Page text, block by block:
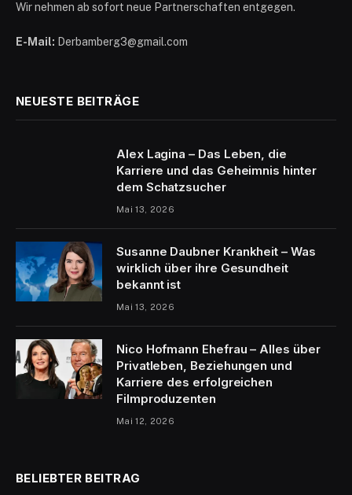
Wir nehmen ab sofort neue Partnerschaften entgegen.
E-Mail: Derbamberg3@gmail.com
NEUESTE BEITRÄGE
Alex Lagina – Das Leben, die
Karriere und das Geheimnis hinter
dem Schatzsucher
Mai 13, 2026
Susanne Daubner Krankheit – Was
wirklich über ihre Gesundheit
bekannt ist
Mai 13, 2026
Nico Hofmann Ehefrau – Alles über
Privatleben, Beziehungen und
Karriere des erfolgreichen
Filmproduzenten
Mai 12, 2026
BELIEBTER BEITRAG